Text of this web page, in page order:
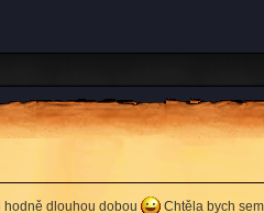
hodně dlouhou dobou
Chtěla bych